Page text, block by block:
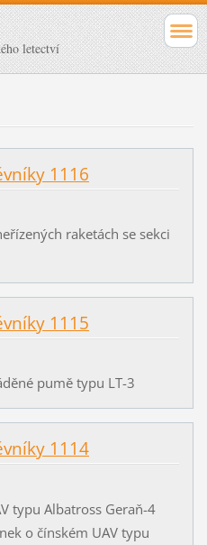
letectví
1116
raketách se sekci
1115
pumě typu LT-3
1114
typu Albatross Geraň-4
o čínském UAV typu